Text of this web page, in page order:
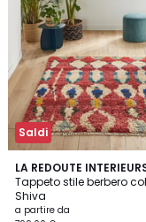
Saldi
LA REDOUTE
Tappeto stile berbero
Shiva
a partire da
4,3
/ 5